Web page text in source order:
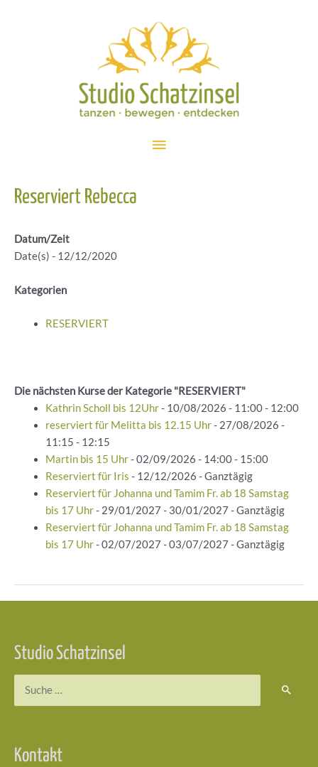
Hauptmenü
Reserviert Rebecca
Datum/Zeit
Date(s) - 12/12/2020
Kategorien
RESERVIERT
Die nächsten Kurse der Kategorie "RESERVIERT"
Kathrin Scholl bis 12Uhr- 10/08/2026 - 11:00 - 12:00
reserviert für Melitta bis 12.15 Uhr- 27/08/2026 -
11:15 - 12:15
Martin bis 15 Uhr- 02/09/2026 - 14:00 - 15:00
Reserviert für Iris - 12/12/2026 - Ganztägig
Reserviert für Johanna und Tamim Fr. ab 18 Samstag
bis 17 Uhr- 29/01/2027 - 30/01/2027 - Ganztägig
Reserviert für Johanna und Tamim Fr. ab 18 Samstag
bis 17 Uhr- 02/07/2027 - 03/07/2027 - Ganztägig
Studio Schatzinsel
Kontakt